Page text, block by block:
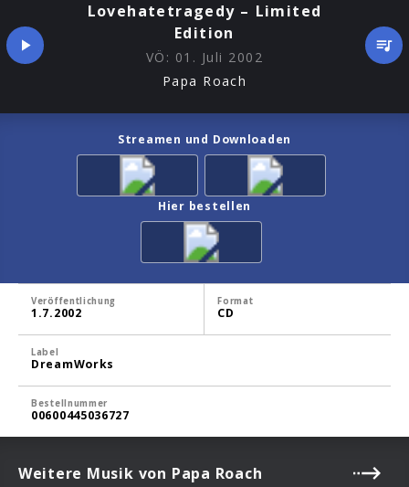
Lovehatetragedy – Limited
Edition
VÖ: 01. Juli 2002
Papa Roach
Streamen und Downloaden
Hier bestellen
Veröffentlichung
1.7.2002
Format
CD
Label
DreamWorks
Bestellnummer
00600445036727
Weitere Musik von Papa Roach